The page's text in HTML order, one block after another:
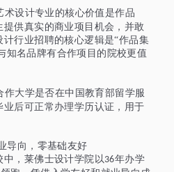
术设计专业的核心价值是作品
供真实的商业项目机会，并敢
行业招聘的核心逻辑是“作品集
知名品牌有合作项目的院校更值
作大学是否在中国教育部留学服
后可正常办理学历认证，用于
导向，零基础友好
，莱佛士设计学院以 36年办学